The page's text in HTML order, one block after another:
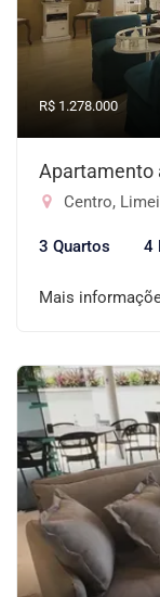
R$ 1.278.000
Apartamento
Centro,
3 Quartos 4
Mais